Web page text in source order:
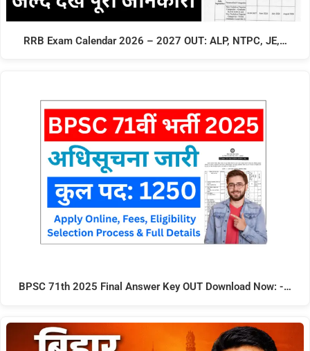
RRB Exam Calendar 2026 – 2027 OUT: ALP, NTPC, JE,…
BPSC 71th 2025 Final Answer Key OUT Download Now: -…